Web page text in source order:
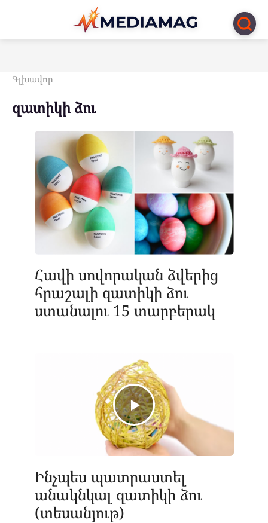
Перейти
контенту
Գլխավոր
զատիկի ձու
Հավի սովորական ձվերից
հրաշալի զատիկի ձու
ստանալու 15 տարբերակ
Ինչպես պատրաստել
անակնկալ զատիկի ձու
(տեսանյութ)